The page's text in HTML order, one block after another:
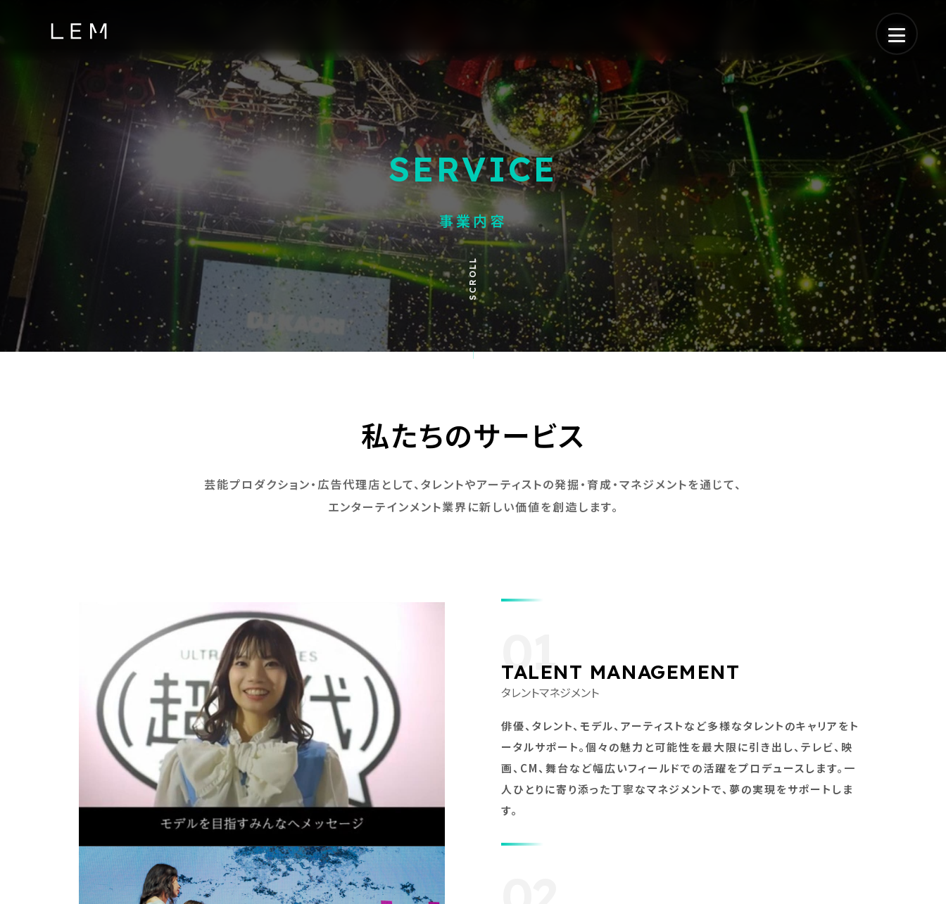
SERVICE
事業内容
SCROLL
私たちのサービス
芸能プロダクション・広告代理店として、タレントやアーティストの発掘・育成・マネジメントを通じて、
エンターテインメント業界に新しい価値を創造します。
01
TALENT MANAGEMENT
タレントマネジメント
俳優、タレント、モデル、アーティストなど多様なタレントのキャリアをト
ータルサポート。個々の魅力と可能性を最大限に引き出し、テレビ、映
画、CM、舞台など幅広いフィールドでの活躍をプロデュースします。一
人ひとりに寄り添った丁寧なマネジメントで、夢の実現をサポートしま
す。